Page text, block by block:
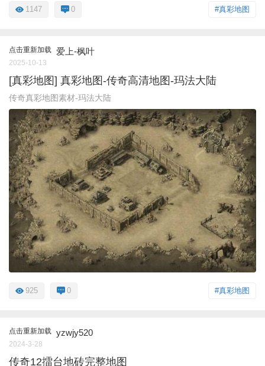
#真彩地图
1147 0
点击重新加载 爱上-枫叶
2025-10-13
[真彩地图] 真彩地图-传奇高清地图-玛法大陆
传奇真彩地图素材-玛法大陆
#真彩地图
925 0
点击重新加载 yzwjy520
2024-3-28
传奇12擂台地砖完整地图